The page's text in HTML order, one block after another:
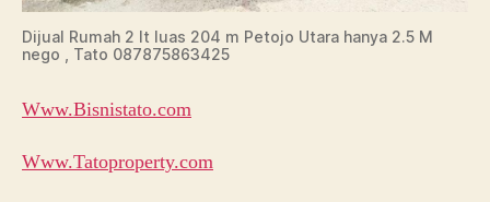
Dijual Rumah 2 lt luas 204 m Petojo Utara hanya 2.5 M
nego , Tato 087875863425
Www.Bisnistato.com
Www.Tatoproperty.com